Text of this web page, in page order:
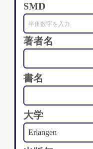
SMD
著者名
書名
大学